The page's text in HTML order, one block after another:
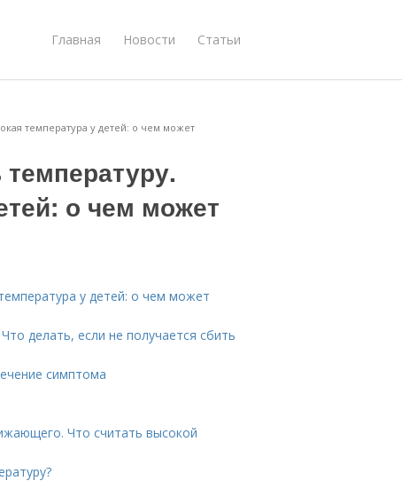
Главная Новости Статьи
температура у детей: о чем может
о чем может
у детей: о чем может
делать, если не получается сбить
симптома
Что считать высокой